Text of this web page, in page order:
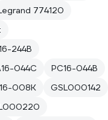
774120
244B
044C
PC16-044B
008K
GSL000142